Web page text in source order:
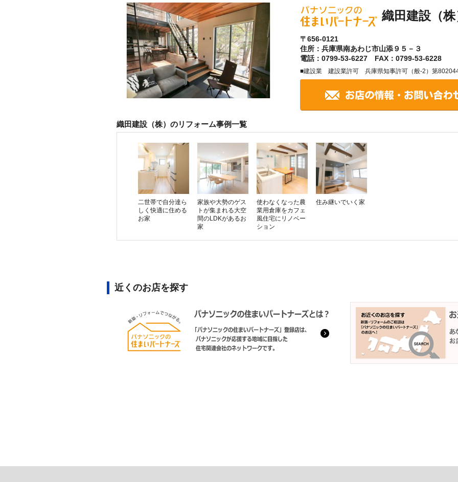
織田建設（株
〒656-0121
住所：兵庫県南あわじ市山添９５－３
電話：0799-53-6227 FAX：0799-53-6228
■建設業 建設業許可 兵庫県知事許可（般-2）第
織田建設（株）のリフォーム事例一覧
二世帯で自分達ら
しく快適に住める
お家
家族や大勢のゲス
トが集まれる大空
間のLDKがあるお
家
使わなくなった農
業用倉庫をカフェ
風住宅にリノベー
ション
住み継いでいく家
近くのお店を探す